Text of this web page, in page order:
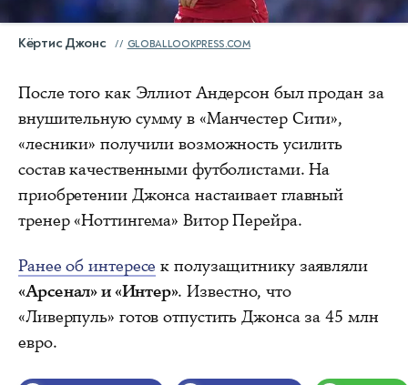
Кёртис Джонс GLOBALLOOKPRESS.COM
После того как Эллиот Андерсон был продан за
внушительную сумму в «Манчестер Сити»,
«лесники» получили возможность усилить
состав качественными футболистами. На
приобретении Джонса настаивает главный
тренер «Ноттингема» Витор Перейра.
Ранее об интересе к полузащитнику заявляли
«Арсенал» и «Интер». Известно, что
«Ливерпуль» готов отпустить Джонса за 45 млн
евро.